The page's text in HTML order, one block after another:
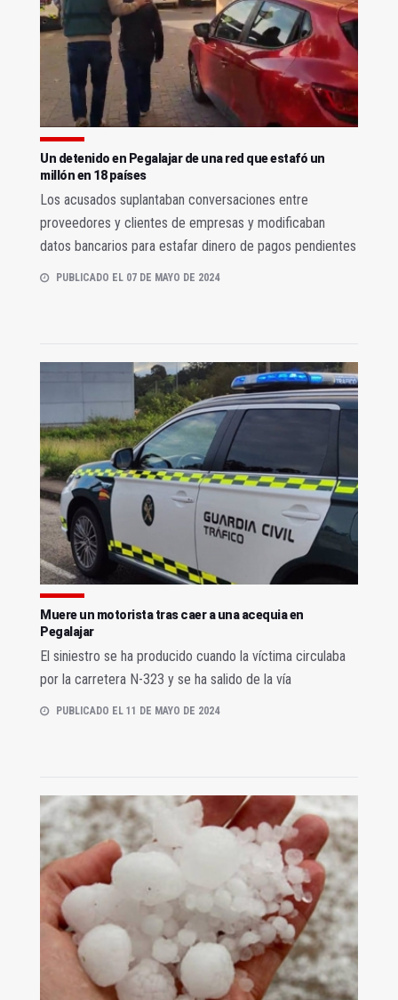
Un detenido en Pegalajar de una red que estafó un
millón en 18 países
Los acusados suplantaban conversaciones entre
proveedores y clientes de empresas y modificaban
datos bancarios para estafar dinero de pagos pendientes
PUBLICADO EL 07 DE MAYO DE 2024
Muere un motorista tras caer a una acequia en
Pegalajar
El siniestro se ha producido cuando la víctima circulaba
por la carretera N-323 y se ha salido de la vía
PUBLICADO EL 11 DE MAYO DE 2024